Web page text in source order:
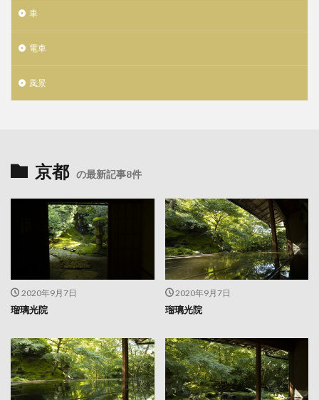
車
電車
風景
京都 の最新記事8件
2020年9月7日
瑠璃光院
2020年9月7日
瑠璃光院